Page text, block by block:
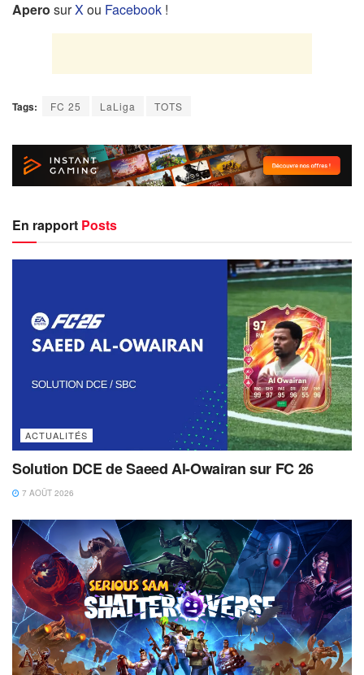
Apero surX ou Facebook !
Tags: FC 25 LaLiga TOTS
En rapport Posts
ACTUALITÉS
Solution DCE de Saeed Al-Owairan sur FC 26
7 AOÛT 2026